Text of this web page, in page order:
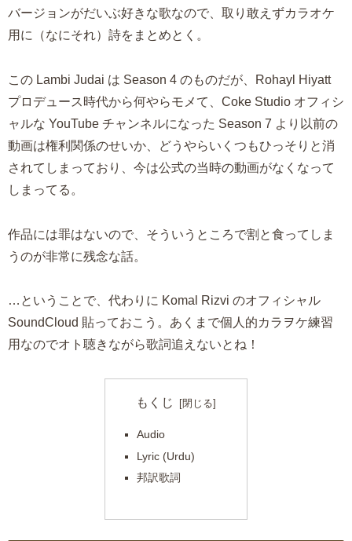
バージョンがだいぶ好きな歌なので、取り敢えずカラオケ
用に（なにそれ）詩をまとめとく。
この Lambi Judai は Season 4 のものだが、Rohayl Hiyatt
プロデュース時代から何やらモメて、Coke Studio オフィシ
ャルな YouTube チャンネルになった Season 7 より以前の
動画は権利関係のせいか、どうやらいくつもひっそりと消
されてしまっており、今は公式の当時の動画がなくなって
しまってる。
作品には罪はないので、そういうところで割と食ってしま
うのが非常に残念な話。
…ということで、代わりに Komal Rizvi のオフィシャル
SoundCloud 貼っておこう。あくまで個人的カラヲケ練習
用なのでオト聴きながら歌詞追えないとね！
もくじ
Audio
Lyric (Urdu)
邦訳歌詞